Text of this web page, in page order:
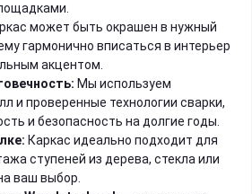
может быть окрашен в нужный
гармонично вписаться в интерьер
акцентом.
Мы используем
и проверенные технологии сварки,
и безопасность на долгие годы.
Каркас идеально подходит для
ступеней из дерева, стекла или
ваш выбор.